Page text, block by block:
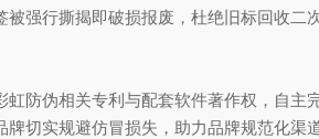
强行撕揭即破损报废，杜绝旧标回收
伪相关专利与配套软件著作权，自主
切实规避仿冒损失，助力品牌规范化渠道